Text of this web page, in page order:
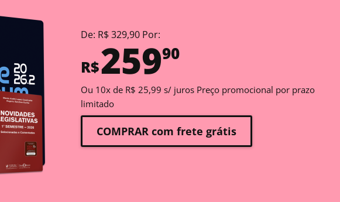
De: R$ 329,90 Por:
R$25990
Ou 10x de R$ 25,99 s/ juros Preço promocional por prazo
limitado
COMPRAR com frete grátis